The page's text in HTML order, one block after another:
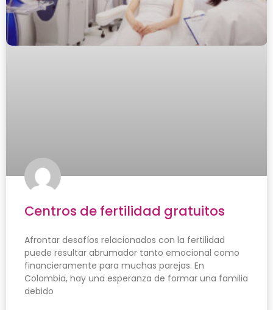
Centros de fertilidad gratuitos
Afrontar desafíos relacionados con la fertilidad
puede resultar abrumador tanto emocional como
financieramente para muchas parejas. En
Colombia, hay una esperanza de formar una familia
debido